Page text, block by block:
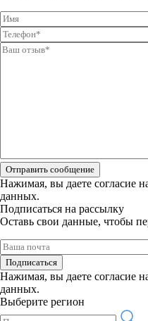
Отправить сообщение
Нажимая, вы даете согласие
данных.
Подписаться на рассылку
Оставь свои данные, чтобы
Подписаться
Нажимая, вы даете согласие
данных.
Выберите регион